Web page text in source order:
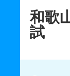
和歌
試